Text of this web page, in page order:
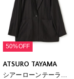
50%OFF
ATSURO TAYAMA
シアーローンテーラー